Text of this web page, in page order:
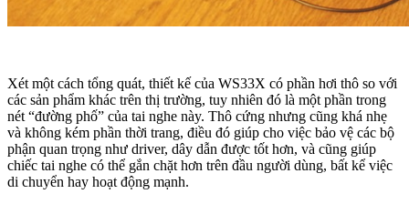
Xét một cách tổng quát, thiết kế của WS33X có phần hơi thô so với
các sản phẩm khác trên thị trường, tuy nhiên đó là một phần trong
nét “đường phố” của tai nghe này. Thô cứng nhưng cũng khá nhẹ
và không kém phần thời trang, điều đó giúp cho việc bảo vệ các bộ
phận quan trọng như driver, dây dẫn được tốt hơn, và cũng giúp
chiếc tai nghe có thể gắn chặt hơn trên đầu người dùng, bất kể việc
di chuyển hay hoạt động mạnh.